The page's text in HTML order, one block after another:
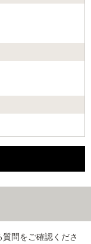
問をご確認くださ